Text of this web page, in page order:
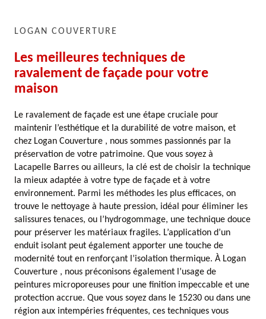
LOGAN COUVERTURE
Les meilleures techniques de
ravalement de façade pour votre
maison
Le ravalement de façade est une étape cruciale pour
maintenir l’esthétique et la durabilité de votre maison, et
chez Logan Couverture , nous sommes passionnés par la
préservation de votre patrimoine. Que vous soyez à
Lacapelle Barres ou ailleurs, la clé est de choisir la technique
la mieux adaptée à votre type de façade et à votre
environnement. Parmi les méthodes les plus efficaces, on
trouve le nettoyage à haute pression, idéal pour éliminer les
salissures tenaces, ou l’hydrogommage, une technique douce
pour préserver les matériaux fragiles. L’application d’un
enduit isolant peut également apporter une touche de
modernité tout en renforçant l’isolation thermique. À Logan
Couverture , nous préconisons également l’usage de
peintures microporeuses pour une finition impeccable et une
protection accrue. Que vous soyez dans le 15230 ou dans une
région aux intempéries fréquentes, ces techniques vous